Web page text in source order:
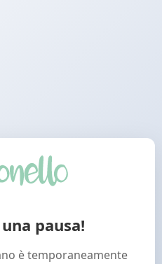
pausa!
è temporaneamente